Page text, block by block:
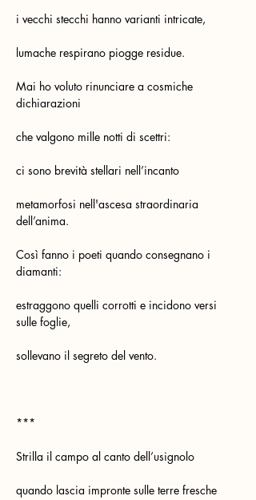
i vecchi stecchi hanno varianti intricate,
lumache respirano piogge residue.
Mai ho voluto rinunciare a cosmiche
dichiarazioni
che valgono mille notti di scettri:
ci sono brevità stellari nell’incanto
metamorfosi nell'ascesa straordinaria
dell’anima.
Così fanno i poeti quando consegnano i
diamanti:
estraggono quelli corrotti e incidono versi
sulle foglie,
sollevano il segreto del vento.
***
Strilla il campo al canto dell’usignolo
quando lascia impronte sulle terre fresche